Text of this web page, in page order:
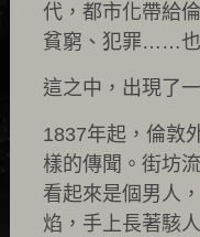
代，都市化帶給
貧窮、犯罪……也
這之中，出現了
1837年起，倫敦
樣的傳聞。街坊
看起來是個男人
焰，手上長著駭